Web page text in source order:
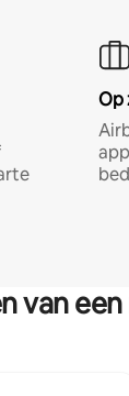
Op
van